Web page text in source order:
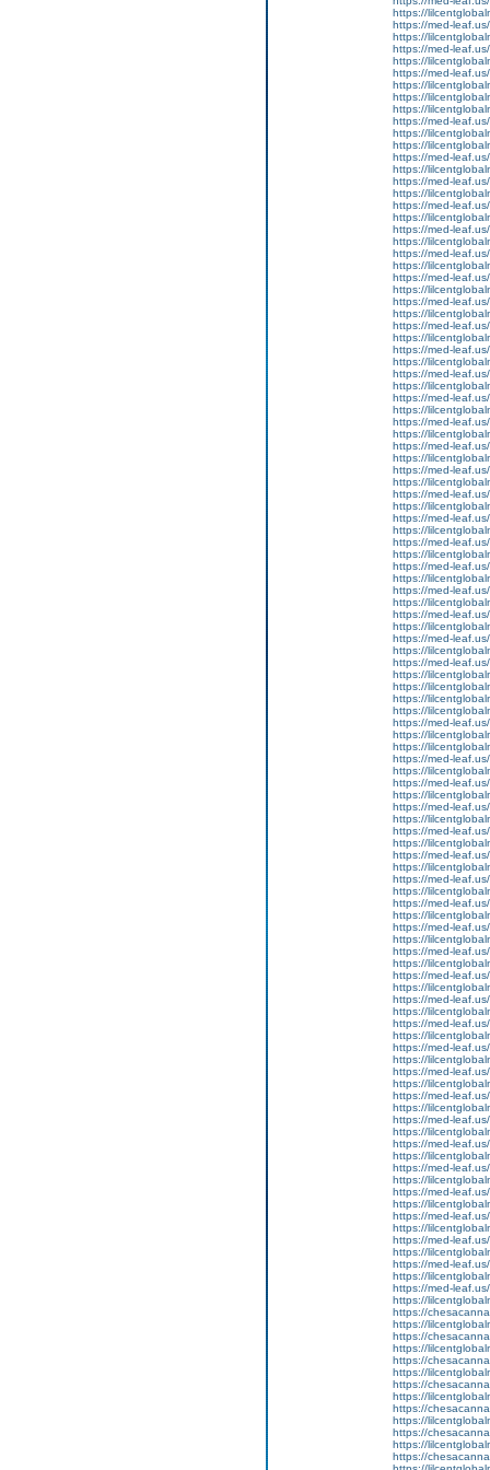
https://
https://med-leaf.us/
https://
https://med-leaf.us/
https://
https://med-leaf.us/
https://
https://
https://
https://med-leaf.us/
https://
https://
https://med-leaf.us/
https://
https://med-leaf.us/
https://
https://med-leaf.us/
https://
https://med-leaf.us/
https://
https://med-leaf.us/
https://
https://med-leaf.us/
https://
https://med-leaf.us/
https://
https://med-leaf.us/
https://
https://med-leaf.us/
https://
https://med-leaf.us/
https://
https://med-leaf.us/
https://
https://med-leaf.us/
https://
https://med-leaf.us/
https://
https://med-leaf.us/
https://
https://med-leaf.us/
https://
https://med-leaf.us/
https://
https://med-leaf.us/
https://
https://med-leaf.us/
https://
https://med-leaf.us/
https://
https://med-leaf.us/
https://
https://med-leaf.us/
https://
https://med-leaf.us/
https://
https://
https://
https://
https://med-leaf.us/
https://
https://
https://med-leaf.us/
https://
https://med-leaf.us/
https://
https://med-leaf.us/
https://
https://med-leaf.us/
https://
https://med-leaf.us/
https://
https://med-leaf.us/
https://
https://med-leaf.us/
https://
https://med-leaf.us/
https://
https://med-leaf.us/
https://
https://med-leaf.us/
https://
https://med-leaf.us/
https://
https://med-leaf.us/
https://
https://med-leaf.us/
https://
https://med-leaf.us/
https://
https://med-leaf.us/
https://
https://med-leaf.us/
https://
https://med-leaf.us/
https://
https://med-leaf.us/
https://
https://med-leaf.us/
https://
https://med-leaf.us/
https://
https://med-leaf.us/
https://
https://med-leaf.us/
https://
https://med-leaf.us/
https://
https://
https://
https://
https://
https://
https://
https://
https://
https://
https://
https://
https://
https://